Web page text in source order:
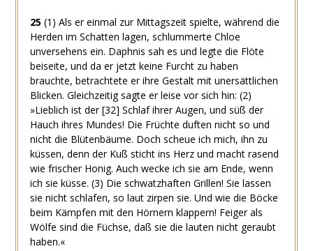
25 (1) Als er einmal zur Mittagszeit spielte, während die
Herden im Schatten lagen, schlummerte Chloe
unversehens ein. Daphnis sah es und legte die Flöte
beiseite, und da er jetzt keine Furcht zu haben
brauchte, betrachtete er ihre Gestalt mit unersättlichen
Blicken. Gleichzeitig sagte er leise vor sich hin: (2)
»Lieblich ist der[32] Schlaf ihrer Augen, und süß der
Hauch ihres Mundes! Die Früchte duften nicht so und
nicht die Blütenbäume. Doch scheue ich mich, ihn zu
küssen, denn der Kuß sticht ins Herz und macht rasend
wie frischer Honig. Auch wecke ich sie am Ende, wenn
ich sie küsse. (3) Die schwatzhaften Grillen! Sie lassen
sie nicht schlafen, so laut zirpen sie. Und wie die Böcke
beim Kämpfen mit den Hörnern klappern! Feiger als
Wölfe sind die Füchse, daß sie die lauten nicht geraubt
haben.«